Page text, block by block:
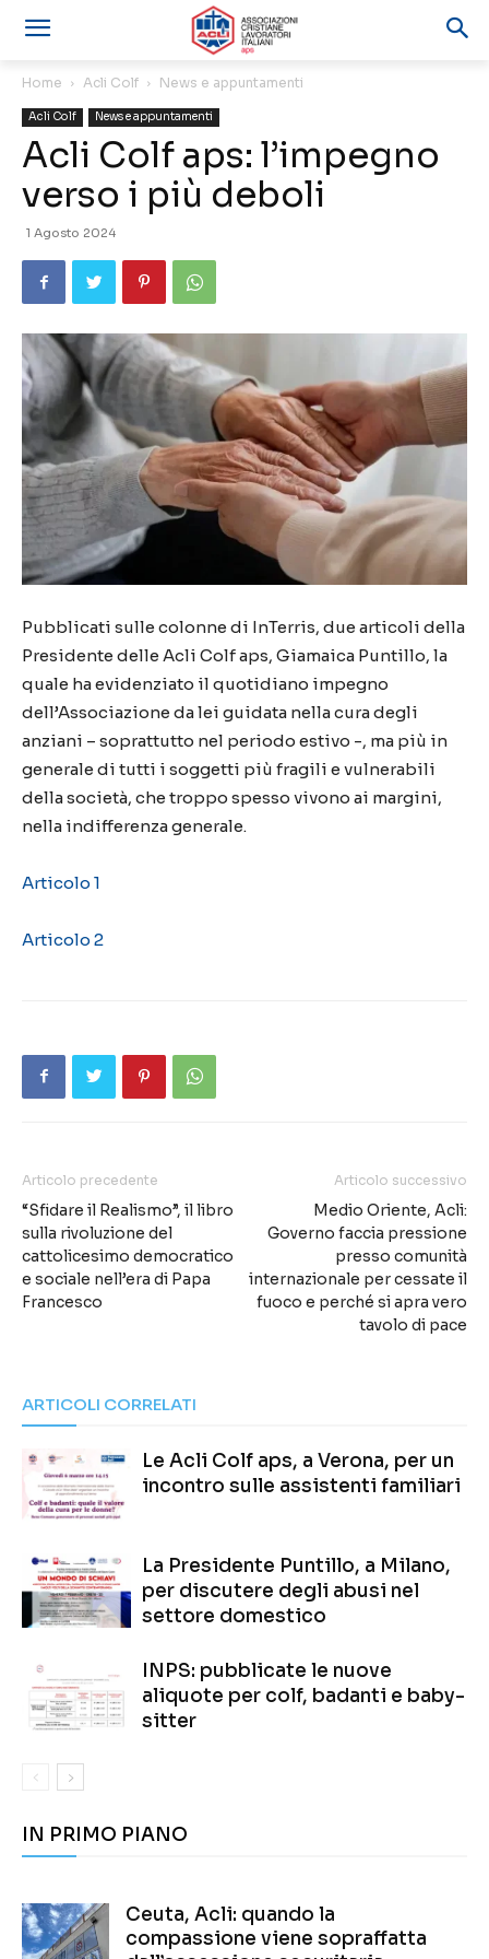
Home Acli Colf News e appuntamenti
Acli Colf News e appuntamenti
Acli Colf aps: l’impegno
verso i più deboli
1 Agosto 2024
Pubblicati sulle colonne di InTerris, due articoli della
Presidente delle Acli Colf aps, Giamaica Puntillo, la
quale ha evidenziato il quotidiano impegno
dell’Associazione da lei guidata nella cura degli
anziani – soprattutto nel periodo estivo -, ma più in
generale di tutti i soggetti più fragili e vulnerabili
della società, che troppo spesso vivono ai margini,
nella indifferenza generale.
Articolo 1
Articolo 2
Articolo precedente
“Sfidare il Realismo”, il libro
sulla rivoluzione del
cattolicesimo democratico
e sociale nell’era di Papa
Francesco
Articolo successivo
Medio Oriente, Acli:
Governo faccia pressione
presso comunità
internazionale per cessate il
fuoco e perché si apra vero
tavolo di pace
ARTICOLI CORRELATI
Le Acli Colf aps, a Verona, per un
incontro sulle assistenti familiari
La Presidente Puntillo, a Milano,
per discutere degli abusi nel
settore domestico
INPS: pubblicate le nuove
aliquote per colf, badanti e baby-
sitter
IN PRIMO PIANO
Ceuta, Acli: quando la
compassione viene sopraffatta